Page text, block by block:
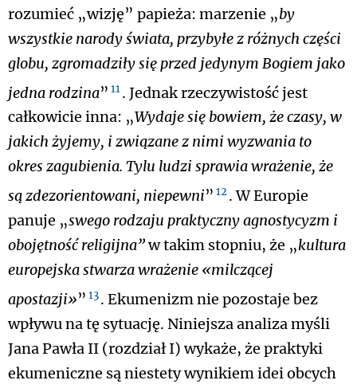
rozumieć „wizję” papieża: marzenie „by
wszystkie narody świata, przybyłe z różnych części
globu, zgromadziły się przed jedynym Bogiem jako
jedna rodzina” 11 . Jednak rzeczywistość jest
całkowicie inna: „Wydaje się bowiem, że czasy, w
jakich żyjemy, i związane z nimi wyzwania to
okres zagubienia. Tylu ludzi sprawia wrażenie, że
są zdezorientowani, niepewni” 12. W Europie
panuje „swego rodzaju praktyczny agnostycyzm i
obojętność religijna”w takim stopniu, że „kultura
europejska stwarza wrażenie «milczącej
apostazji»” 13. Ekumenizm nie pozostaje bez
wpływu na tę sytuację. Niniejsza analiza myśli
Jana Pawła II (rozdział I) wykaże, że praktyki
ekumeniczne są niestety wynikiem idei obcych